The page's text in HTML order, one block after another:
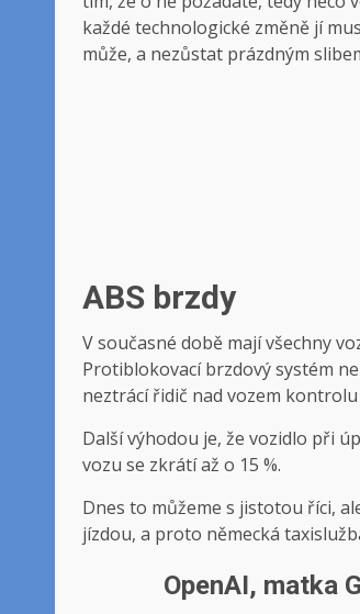
každé technologické změně jí
může, a nezůstat prázdným
ABS brzdy
V současné době mají všechny
Protiblokovací brzdový systém
neztrácí řidič nad vozem
Další výhodou je, že vozidlo při
vozu se zkrátí až o 15 %.
Dnes to můžeme s jistotou říci,
jízdou, a proto německá
OpenAI, matka